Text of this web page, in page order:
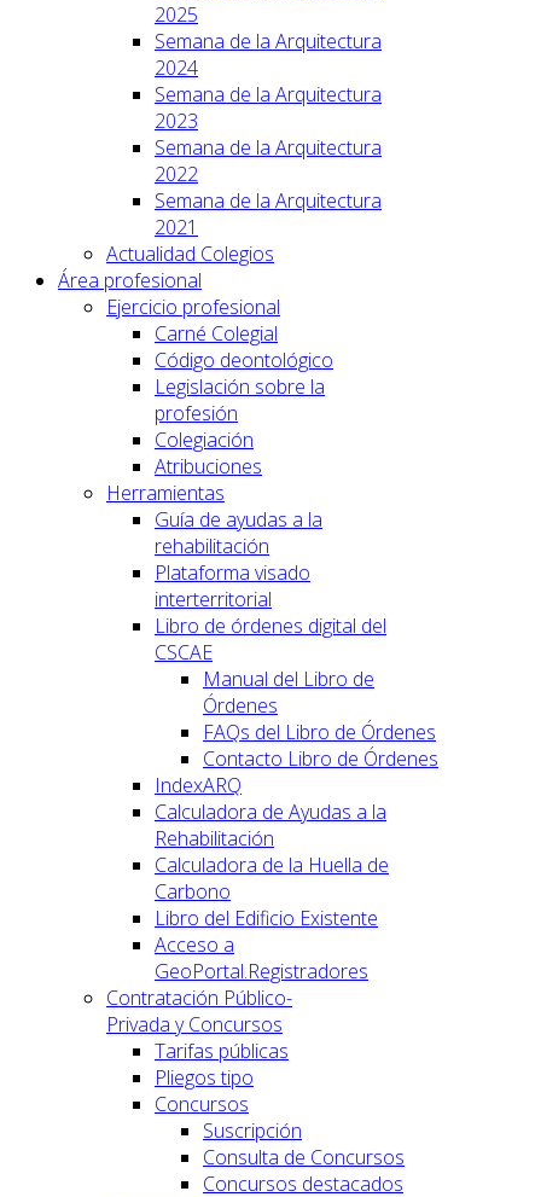
2025
Semana de la Arquitectura
2024
Semana de la Arquitectura
2023
Semana de la Arquitectura
2022
Semana de la Arquitectura
2021
Actualidad Colegios
Área profesional
Ejercicio profesional
Carné Colegial
Código deontológico
Legislación sobre la
profesión
Colegiación
Atribuciones
Herramientas
Guía de ayudas a la
rehabilitación
Plataforma visado
interterritorial
Libro de órdenes digital del
CSCAE
Manual del Libro de
Órdenes
FAQs del Libro de Órdenes
Contacto Libro de Órdenes
IndexARQ
Calculadora de Ayudas a la
Rehabilitación
Calculadora de la Huella de
Carbono
Libro del Edificio Existente
Acceso a
GeoPortal.Registradores
Contratación Público-
Privada y Concursos
Tarifas públicas
Pliegos tipo
Concursos
Suscripción
Consulta de Concursos
Concursos destacados